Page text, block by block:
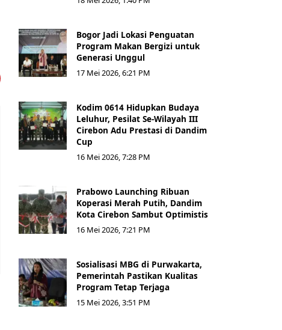
Bogor Jadi Lokasi Penguatan
Program Makan Bergizi untuk
Generasi Unggul
17 Mei 2026, 6:21 PM
Kodim 0614 Hidupkan Budaya
Leluhur, Pesilat Se-Wilayah III
Cirebon Adu Prestasi di Dandim
Cup
16 Mei 2026, 7:28 PM
Prabowo Launching Ribuan
Koperasi Merah Putih, Dandim
Kota Cirebon Sambut Optimistis
16 Mei 2026, 7:21 PM
Sosialisasi MBG di Purwakarta,
Pemerintah Pastikan Kualitas
Program Tetap Terjaga
15 Mei 2026, 3:51 PM